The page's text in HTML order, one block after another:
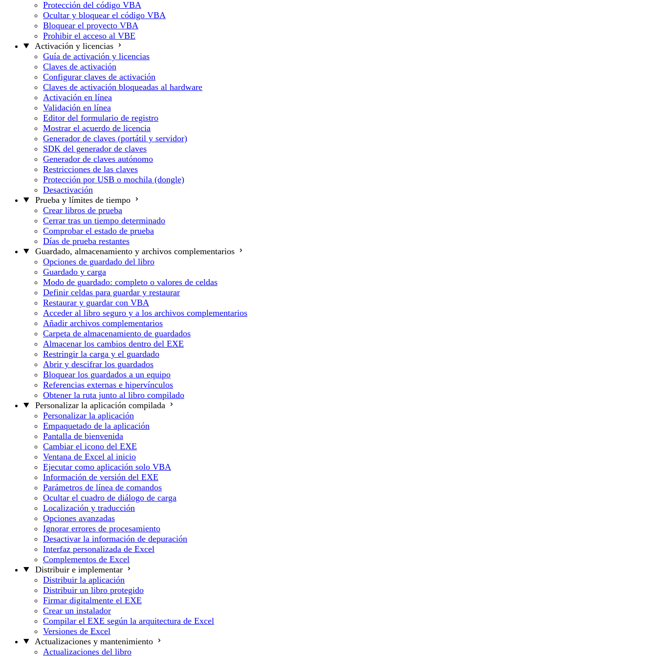
Protección del código VBA
Ocultar y bloquear el código VBA
Bloquear el proyecto VBA
Prohibir el acceso al VBE
Activación y licencias
Guía de activación y licencias
Claves de activación
Configurar claves de activación
Claves de activación bloqueadas al hardware
Activación en línea
Validación en línea
Editor del formulario de registro
Mostrar el acuerdo de licencia
Generador de claves (portátil y servidor)
SDK del generador de claves
Generador de claves autónomo
Restricciones de las claves
Protección por USB o mochila (dongle)
Desactivación
Prueba y límites de tiempo
Crear libros de prueba
Cerrar tras un tiempo determinado
Comprobar el estado de prueba
Días de prueba restantes
Guardado, almacenamiento y archivos complementarios
Opciones de guardado del libro
Guardado y carga
Modo de guardado: completo o valores de celdas
Definir celdas para guardar y restaurar
Restaurar y guardar con VBA
Acceder al libro seguro y a los archivos complementarios
Añadir archivos complementarios
Carpeta de almacenamiento de guardados
Almacenar los cambios dentro del EXE
Restringir la carga y el guardado
Abrir y descifrar los guardados
Bloquear los guardados a un equipo
Referencias externas e hipervínculos
Obtener la ruta junto al libro compilado
Personalizar la aplicación compilada
Personalizar la aplicación
Empaquetado de la aplicación
Pantalla de bienvenida
Cambiar el icono del EXE
Ventana de Excel al inicio
Ejecutar como aplicación solo VBA
Información de versión del EXE
Parámetros de línea de comandos
Ocultar el cuadro de diálogo de carga
Localización y traducción
Opciones avanzadas
Ignorar errores de procesamiento
Desactivar la información de depuración
Interfaz personalizada de Excel
Complementos de Excel
Distribuir e implementar
Distribuir la aplicación
Distribuir un libro protegido
Firmar digitalmente el EXE
Crear un instalador
Compilar el EXE según la arquitectura de Excel
Versiones de Excel
Actualizaciones y mantenimiento
Actualizaciones del libro